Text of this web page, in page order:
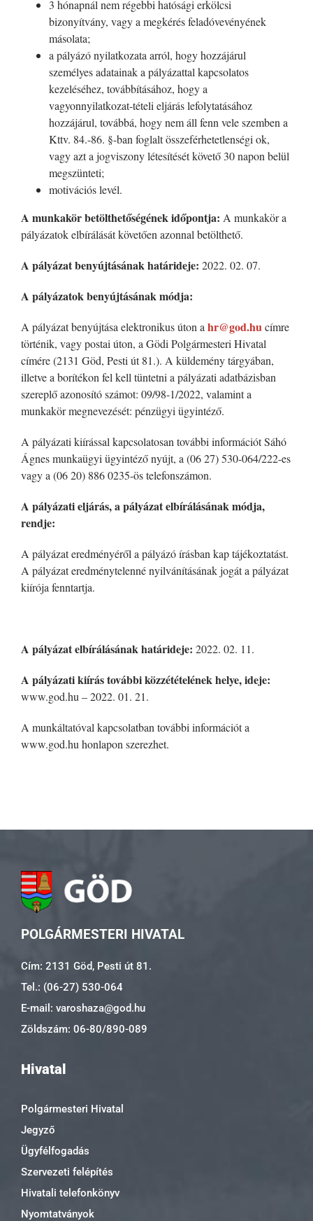
3 hónapnál nem régebbi hatósági erkölcsi
bizonyítvány, vagy a megkérés feladóvevényének
másolata;
a pályázó nyilatkozata arról, hogy hozzájárul
személyes adatainak a pályázattal kapcsolatos
kezeléséhez, továbbításához, hogy a
vagyonnyilatkozat-tételi eljárás lefolytatásához
hozzájárul, továbbá, hogy nem áll fenn vele szemben a
Kttv. 84.-86. §-ban foglalt összeférhetetlenségi ok,
vagy azt a jogviszony létesítését követő 30 napon belül
megszünteti;
motivációs levél.
A munkakör betölthetőségének időpontja: A munkakör a
pályázatok elbírálását követően azonnal betölthető.
A pályázat benyújtásának határideje: 2022. 02. 07.
A pályázatok benyújtásának módja:
A pályázat benyújtása elektronikus úton a hr@god.hucímre
történik, vagy postai úton, a Gödi Polgármesteri Hivatal
címére (2131 Göd, Pesti út 81.). A küldemény tárgyában,
illetve a borítékon fel kell tüntetni a pályázati adatbázisban
szereplő azonosító számot: 09/98-1/2022, valamint a
munkakör megnevezését: pénzügyi ügyintéző.
A pályázati kiírással kapcsolatosan további információt Sáhó
Ágnes munkaügyi ügyintéző nyújt, a (06 27) 530-064/222-es
vagy a (06 20) 886 0235-ös telefonszámon.
A pályázati eljárás, a pályázat elbírálásának módja,
rendje:
A pályázat eredményéről a pályázó írásban kap tájékoztatást.
A pályázat eredménytelenné nyilvánításának jogát a pályázat
kiírója fenntartja.
A pályázat elbírálásának határideje: 2022. 02. 11.
A pályázati kiírás további közzétételének helye, ideje:
www.god.hu – 2022. 01. 21.
A munkáltatóval kapcsolatban további információt a
www.god.hu honlapon szerezhet.
POLGÁRMESTERI HIVATAL
Cím: 2131 Göd, Pesti út 81.
Tel.: (06-27) 530-064
E-mail: varoshaza@god.hu
Zöldszám: 06-80/890-089
Hivatal
Polgármesteri Hivatal
Jegyző
Ügyfélfogadás
Szervezeti felépítés
Hivatali telefonkönyv
Nyomtatványok